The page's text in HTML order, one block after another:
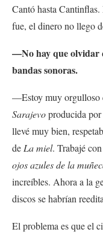
Cantó hasta
fue, el dinero no llego
—No hay que olvidar
bandas sonoras.
—Estoy muy orgulloso
Sarajevoproducida
llevé muy bien,
de La miel. Trabajé
ojos azules de la
increíbles. Ahora a la
discos se habrían
El problema es que el